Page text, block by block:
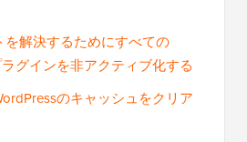
を解決するためにすべての
グインを非アクティブ化する
のキャッシュをクリア